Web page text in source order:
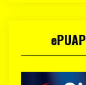
ePUAP